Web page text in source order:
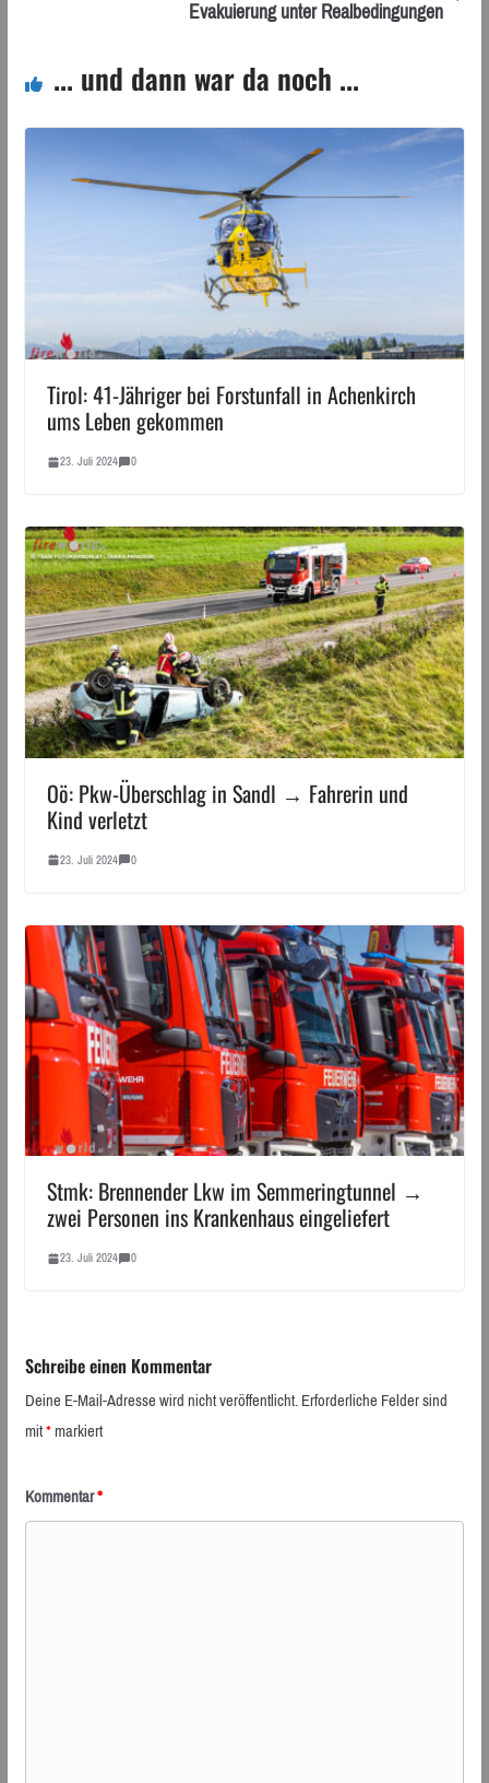
Evakuierung unter Realbedingungen
... und dann war da noch ...
Tirol: 41-Jähriger bei Forstunfall in Achenkirch
ums Leben gekommen
23. Juli 2024 0
Oö: Pkw-Überschlag in Sandl → Fahrerin und
Kind verletzt
23. Juli 2024 0
Stmk: Brennender Lkw im Semmeringtunnel →
zwei Personen ins Krankenhaus eingeliefert
23. Juli 2024 0
Schreibe einen Kommentar
Deine E-Mail-Adresse wird nicht veröffentlicht.Erforderliche Felder sind
mit*markiert
Kommentar*